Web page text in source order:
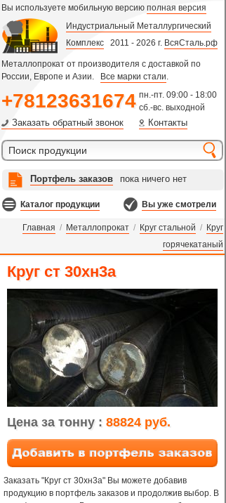
Вы используете мобильную версию полная версия
Индустриальный Металлургический
Комплекс 2011 - 2026 г. ВсяСталь.рф
Металлопрокат от производителя с доставкой по
России, Европе и Азии.
Все марки стали.
+78123631674 пн.-пт. 09:00 - 18:00
сб.-вс. выходной
Заказать обратный звонок Контакты
Портфель заказов пока ничего нет
Каталог продукции Вы уже смотрели
Главная / Металлопрокат / Круг стальной / Круг
горячекатаный
Круг ст 30хн3а
Цена за тонну : 88824 руб.
Заказать "Круг ст 30хн3а" Вы можете добавив
продукцию в портфель заказов и продолжив выбор. В